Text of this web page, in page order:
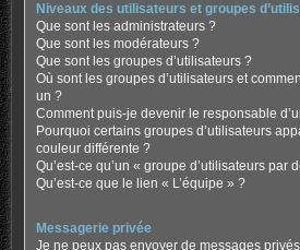
Niveaux des utilisateurs et groupes
Que sont les administrateurs ?
Que sont les modérateurs ?
Que sont les groupes d’utilisateurs ?
Où sont les groupes d’utilisateurs et
un ?
Comment puis-je devenir le responsable
Pourquoi certains groupes d’utilisateurs
couleur différente ?
Qu’est-ce qu’un « groupe d’utilisateurs par
Qu’est-ce que le lien « L’équipe » ?
Messagerie privée
Je ne peux pas envoyer de messages